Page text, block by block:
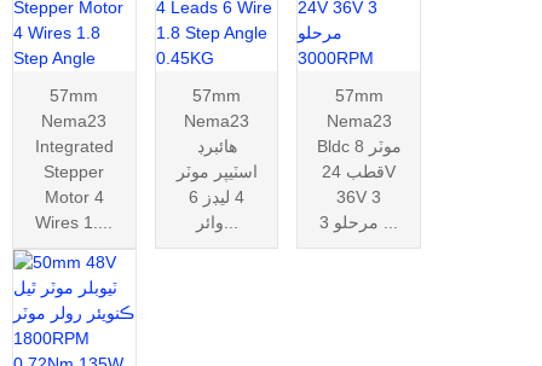
57mm
Nema23
Integrated
Stepper
Motor 4
Wires 1....
57mm
Nema23
هائبرڊ
اسٽيپر موٽر
4 ليڊز 6
وائر...
57mm
Nema23
Bldc موٽر 8
قطب 24V
36V 3
مرحلو 3 ...